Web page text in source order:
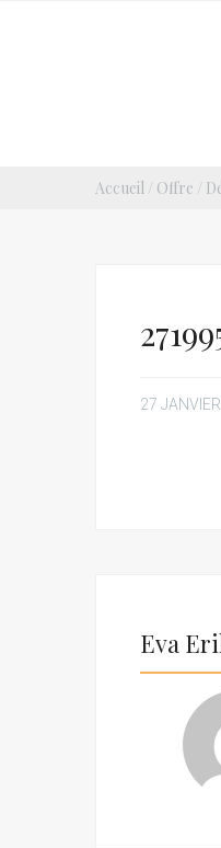
Accueil / Offre /
27
Eva